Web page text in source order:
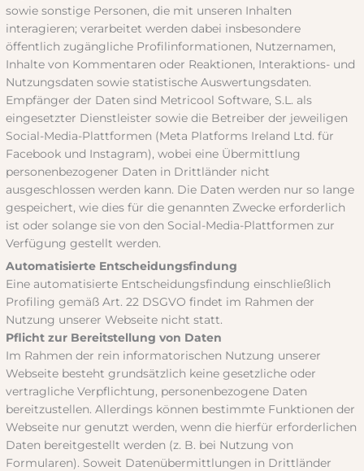
sowie sonstige Personen, die mit unseren Inhalten
interagieren; verarbeitet werden dabei insbesondere
öffentlich zugängliche Profilinformationen, Nutzernamen,
Inhalte von Kommentaren oder Reaktionen, Interaktions- und
Nutzungsdaten sowie statistische Auswertungsdaten.
Empfänger der Daten sind Metricool Software, S.L. als
eingesetzter Dienstleister sowie die Betreiber der jeweiligen
Social-Media-Plattformen (Meta Platforms Ireland Ltd. für
Facebook und Instagram), wobei eine Übermittlung
personenbezogener Daten in Drittländer nicht
ausgeschlossen werden kann. Die Daten werden nur so lange
gespeichert, wie dies für die genannten Zwecke erforderlich
ist oder solange sie von den Social-Media-Plattformen zur
Verfügung gestellt werden.
Automatisierte Entscheidungsfindung
Eine automatisierte Entscheidungsfindung einschließlich
Profiling gemäß Art. 22 DSGVO findet im Rahmen der
Nutzung unserer Webseite nicht statt.
Pflicht zur Bereitstellung von Daten
Im Rahmen der rein informatorischen Nutzung unserer
Webseite besteht grundsätzlich keine gesetzliche oder
vertragliche Verpflichtung, personenbezogene Daten
bereitzustellen. Allerdings können bestimmte Funktionen der
Webseite nur genutzt werden, wenn die hierfür erforderlichen
Daten bereitgestellt werden (z. B. bei Nutzung von
Formularen). Soweit Datenübermittlungen in Drittländer